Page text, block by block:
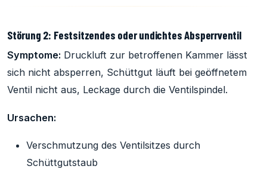
Störung 2: Festsitzendes oder undichtes Absperrventil
Symptome: Druckluft zur betroffenen Kammer lässt
sich nicht absperren, Schüttgut läuft bei geöffnetem
Ventil nicht aus, Leckage durch die Ventilspindel.
Ursachen:
Verschmutzung des Ventilsitzes durch
Schüttgutstaub